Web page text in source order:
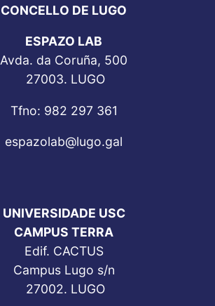
CONCELLO DE LUGO
ESPAZO LAB
Avda. da Coruña, 500
27003. LUGO
Tfno: 982 297 361
espazolab@lugo.gal
UNIVERSIDADE USC
CAMPUS TERRA
Edif. CACTUS
Campus Lugo s/n
27002. LUGO